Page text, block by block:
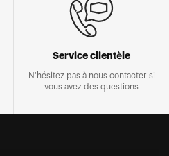
Service clientèle
N'hésitez pas à nous contacter si
vous avez des questions